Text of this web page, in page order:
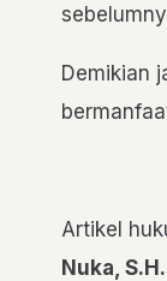
Demikian
Artikel
Nuka, S.H.